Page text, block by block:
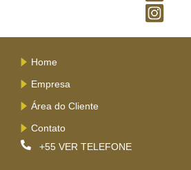
Home
Empresa
Área do Cliente
Contato
+55 VER TELEFONE